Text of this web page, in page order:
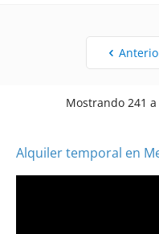
Mostrando 241
Alquiler temporal en